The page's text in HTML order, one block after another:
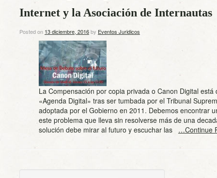
Internet y la Asociación de Internautas
Posted on 13 diciembre, 2016by Eventos Juridicos
La Compensación por copia privada o Canon Digital está
«Agenda Digital» tras ser tumbada por el Tribunal
adoptada por el Gobierno en 2011. Debemos encontrar
este problema que lleva sin resolverse más de una
solución debe mirar al futuro y escuchar las …Continue